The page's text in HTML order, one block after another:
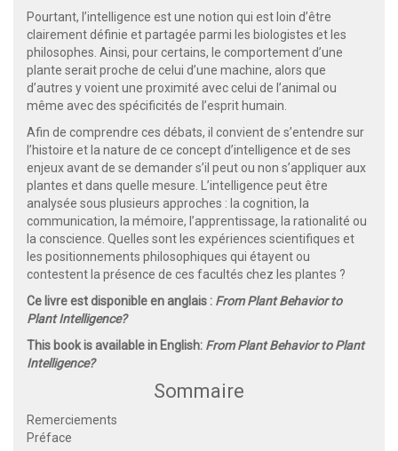
Pourtant, l’intelligence est une notion qui est loin d’être
clairement définie et partagée parmi les biologistes et les
philosophes. Ainsi, pour certains, le comportement d’une
plante serait proche de celui d’une machine, alors que
d’autres y voient une proximité avec celui de l’animal ou
même avec des spécificités de l’esprit humain.
Afin de comprendre ces débats, il convient de s’entendre sur
l’histoire et la nature de ce concept d’intelligence et de ses
enjeux avant de se demander s’il peut ou non s’appliquer aux
plantes et dans quelle mesure. L’intelligence peut être
analysée sous plusieurs approches : la cognition, la
communication, la mémoire, l’apprentissage, la rationalité ou
la conscience. Quelles sont les expériences scientifiques et
les positionnements philosophiques qui étayent ou
contestent la présence de ces facultés chez les plantes ?
Ce livre est disponible en anglais : From Plant Behavior to
Plant Intelligence?
This book is available in English: From Plant Behavior to Plant
Intelligence?
Sommaire
Remerciements
Préface